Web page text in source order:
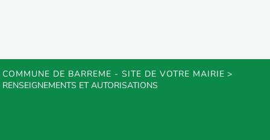
COMMUNE DE BARREME - SITE DE VOTRE MAIRIE >
RENSEIGNEMENTS ET AUTORISATIONS